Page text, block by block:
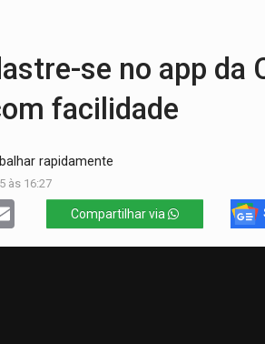
se no app
facilidade
rapidamente
às 16:27
Compartilhar via